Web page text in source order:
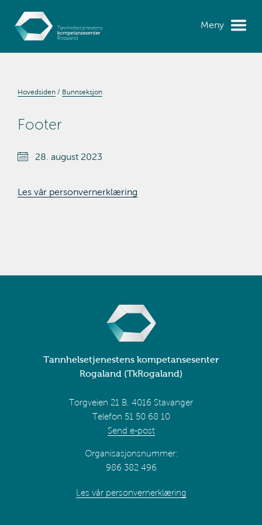
Meny
Hovedsiden Bunnseksjon
Footer
28. august 2023
Les vår personvernerklæring
Tannhelsetjenestens kompetansesenter
Rogaland (TkRogaland)
Torgveien 21 B, 4016 Stavanger
Telefon 51 50 68 10
Send e-post
Organisasjonsnummer:
986 382 496
Les vår personvernerklæring